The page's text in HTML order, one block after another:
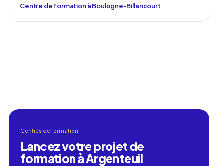
Centre de formation à Boulogne-Billancourt
Centres de formation
Lancez votre projet de
formation à Argenteuil